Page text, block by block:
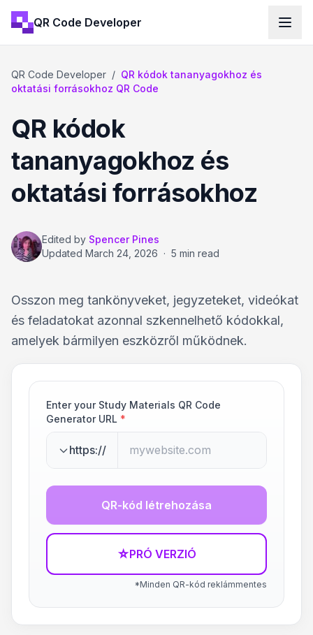
QR Code Developer
QR Code Developer / QR kódok tananyagokhoz és
oktatási forrásokhoz QR Code
QR kódok
tananyagokhoz és
oktatási forrásokhoz
Edited by Spencer Pines
Updated March 24, 2026 · 5 min read
Osszon meg tankönyveket, jegyzeteket, videókat
és feladatokat azonnal szkennelhető kódokkal,
amelyek bármilyen eszközről működnek.
Enter your Study Materials QR Code
Generator URL *
https://
QR-kód létrehozása
☆PRÓ VERZIÓ
*Minden QR-kód reklámmentes